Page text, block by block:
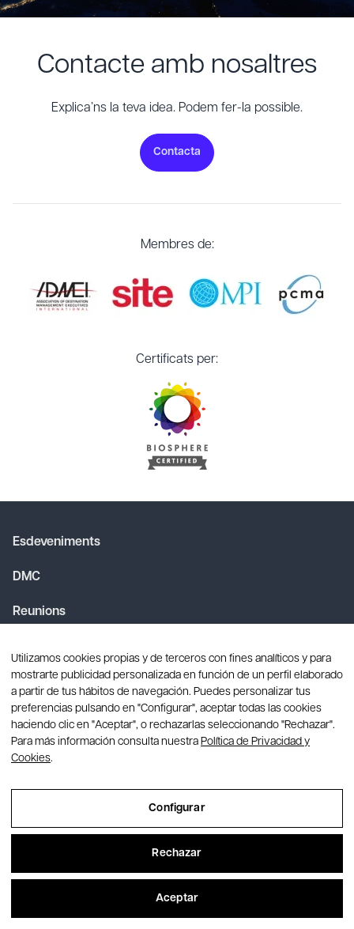
Contacte amb nosaltres
Explica’ns la teva idea. Podem fer-la possible.
Contacta
Membres de:
Certificats per:
Esdeveniments
DMC
Reunions
Serveis
Barcelona
Utilizamos cookies propias y de terceros con fines analíticos y para
mostrarte publicidad personalizada en función de un perfil elaborado
a partir de tus hábitos de navegación. Puedes personalizar tus
preferencias pulsando en "Configurar", aceptar todas las cookies
haciendo clic en "Aceptar", o rechazarlas seleccionando "Rechazar".
Para más información consulta nuestra Política de Privacidad y
Cookies.
Configurar
Rechazar
Aceptar